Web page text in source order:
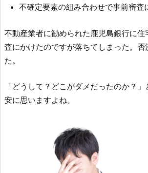
不確定要素の組み合わせで事前審査
不動産業者に勧められた 鹿児島銀行に住
査にかけたのですが落ちてしまった。否
た。
「どうして？どこがダメだったのか？
安に思いますよね。